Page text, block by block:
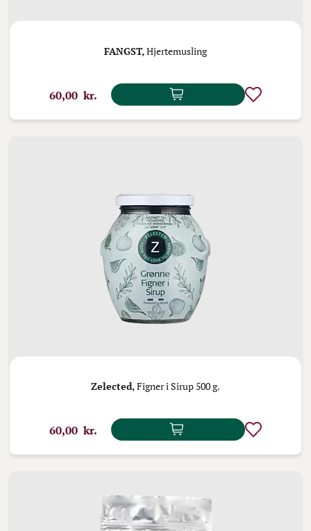
FANGST, Hjertemusling
60,00 kr.
Zelected,Figner i Sirup 500 g.
60,00 kr.